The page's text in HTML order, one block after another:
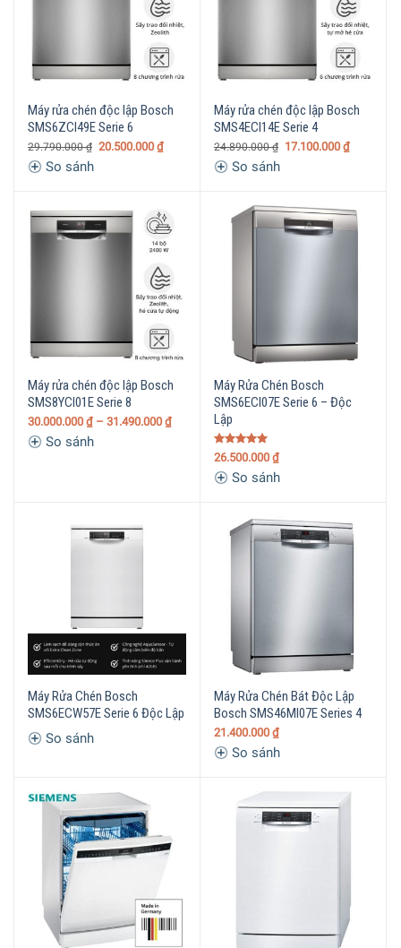
Máy rửa chén độc lập Bosch
SMS6ZCI49E Serie 6
29.790.000₫ 20.500.000 ₫
So sánh
Máy rửa chén độc lập Bosch
SMS4ECI14E Serie 4
24.890.000₫ 17.100.000 ₫
So sánh
Máy rửa chén độc lập Bosch
SMS8YCI01E Serie 8
30.000.000 ₫ – 31.490.000 ₫
So sánh
Máy Rửa Chén Bosch
SMS6ECI07E Serie 6 – Độc
Lập
Được xếp
hạng5.00
5 sao
26.500.000 ₫
So sánh
Máy Rửa Chén Bosch
SMS6ECW57E Serie 6 Độc Lập
So sánh
Máy Rửa Chén Bát Độc Lập
Bosch SMS46MI07E Series 4
21.400.000 ₫
So sánh